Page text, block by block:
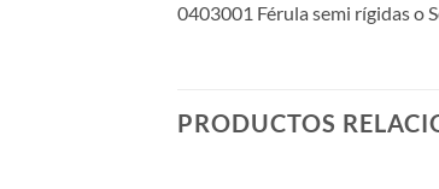
0403001 Férula semi rígidas o
PRODUCTOS